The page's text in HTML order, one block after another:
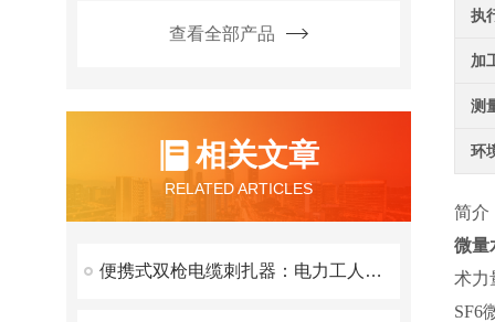
查看全部产品
相关文章
RELATED ARTICLES
便携式双枪电缆刺扎器：电力工人不可少的工具
执
加
测
环
简介
微量
术力
SF6